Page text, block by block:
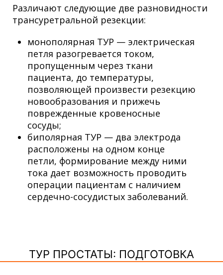
Различают следующие две разновидности
трансуретральной резекции:
монополярная ТУР — электрическая
петля разогревается током,
пропущенным через ткани
пациента, до температуры,
позволяющей произвести резекцию
новообразования и прижечь
поврежденные кровеносные
сосуды;
биполярная ТУР — два электрода
расположены на одном конце
петли, формирование между ними
тока дает возможность проводить
операции пациентам с наличием
сердечно-сосудистых заболеваний.
ТУР ПРОСТАТЫ: ПОДГОТОВКА